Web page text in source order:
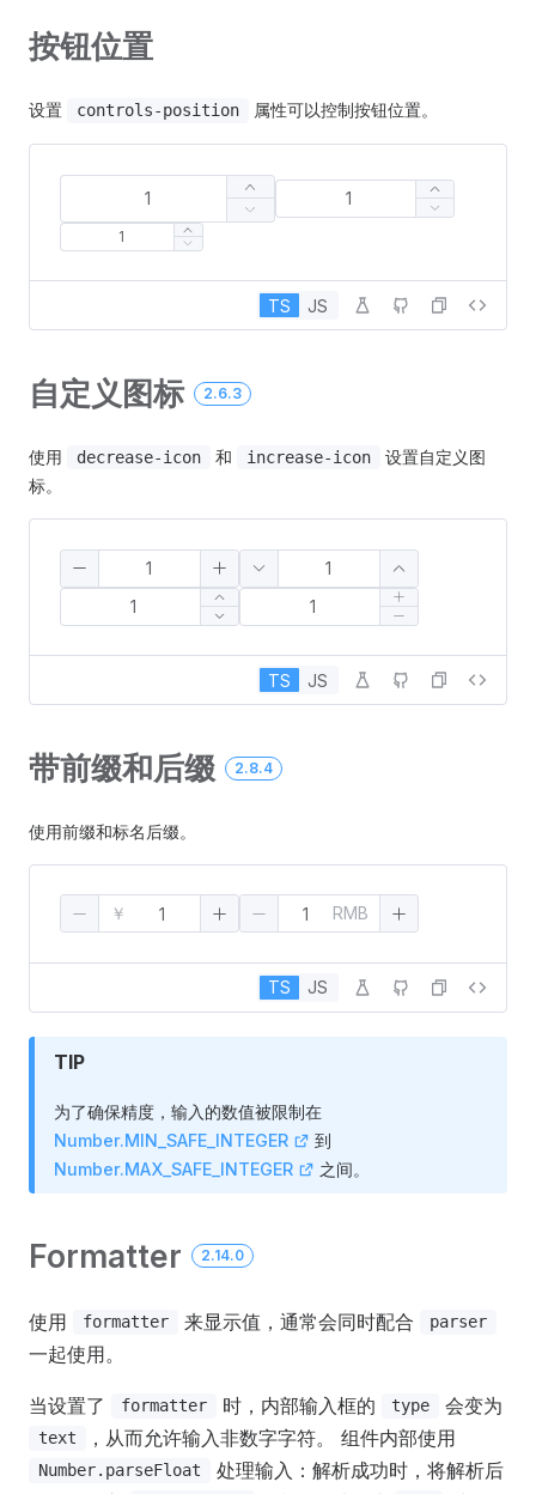
按钮位置
设置 controls-position 属性可以控制按钮位置。
TS JS
自定义图标 2.6.3
使用 decrease-icon 和 increase-icon
设置自定义图
标。
TS JS
带前缀和后缀 2.8.4
使用前缀和标名后缀。
￥ RMB
TS JS
TIP
为了确保精度，输入的数值被限制在
Number.MIN_SAFE_INTEGER
到
Number.MAX_SAFE_INTEGER
之间。
Formatter 2.14.0
使用 formatter 来显示值，通常会同时配合 parser
一起使用。
当设置了 formatter 时，内部输入框的 type 会变为
text ，从而允许输入非数字字符。 组件内部使用
Number.parseFloat
处理输入：解析成功时，将解析后